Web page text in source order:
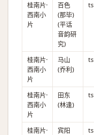
桂南片·
西南小
片
百色
(那毕)
(平话
音韵研
究)
ts
桂南片·
西南小
片
马山
(乔利)
ts
桂南片·
西南小
片
田东
(林逢)
ts
桂南片·
宾阳
ts